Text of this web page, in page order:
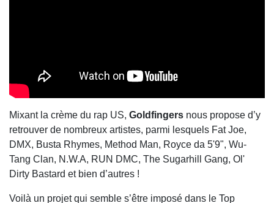
Mixant la crème du rap US, Goldfingers nous propose d’y
retrouver de nombreux artistes, parmi lesquels Fat Joe,
DMX, Busta Rhymes, Method Man, Royce da 5'9", Wu-
Tang Clan, N.W.A, RUN DMC, The Sugarhill Gang, Ol'
Dirty Bastard et bien d’autres !
Voilà un projet qui semble s’être imposé dans le Top